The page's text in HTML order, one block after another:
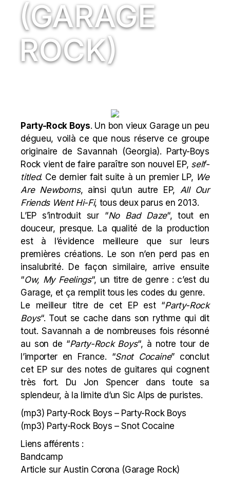
(GARAGE
ROCK)
Party-Rock Boys. Un bon vieux Garage un peu
dégueu, voilà ce que nous réserve ce groupe
originaire de Savannah (Georgia). Party-Boys
Rock vient de faire paraître son nouvel EP, self-
titled. Ce dernier fait suite à un premier LP, We
Are Newborns, ainsi qu’un autre EP, All Our
Friends Went Hi​-​Fi, tous deux parus en 2013.
L’EP s’introduit sur “No Bad Daze“, tout en
douceur, presque. La qualité de la production
est à l’évidence meilleure que sur leurs
premières créations. Le son n’en perd pas en
insalubrité. De façon similaire, arrive ensuite
“Ow, My Feelings“, un titre de genre : c’est du
Garage, et ça remplit tous les codes du genre.
Le meilleur titre de cet EP est “Party-Rock
Boys“. Tout se cache dans son rythme qui dit
tout. Savannah a de nombreuses fois résonné
au son de “Party-Rock Boys“, à notre tour de
l’importer en France. “Snot Cocaine” conclut
cet EP sur des notes de guitares qui cognent
très fort. Du Jon Spencer dans toute sa
splendeur, à la limite d’un Sic Alps de puristes.
(mp3) Party-Rock Boys – Party-Rock Boys
(mp3) Party-Rock Boys – Snot Cocaine
Liens afférents :
Bandcamp
Article sur Austin Corona (Garage Rock)